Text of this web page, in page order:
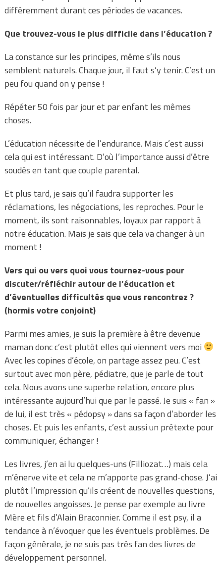
différemment durant ces périodes de vacances.
Que trouvez-vous le plus difficile dans l’éducation ?
La constance sur les principes, même s’ils nous
semblent naturels. Chaque jour, il faut s’y tenir. C’est un
peu fou quand on y pense !
Répéter 50 fois par jour et par enfant les mêmes
choses.
L’éducation nécessite de l’endurance. Mais c’est aussi
cela qui est intéressant. D’où l’importance aussi d’être
soudés en tant que couple parental.
Et plus tard, je sais qu’il faudra supporter les
réclamations, les négociations, les reproches. Pour le
moment, ils sont raisonnables, loyaux par rapport à
notre éducation. Mais je sais que cela va changer à un
moment !
Vers qui ou vers quoi vous tournez-vous pour
discuter/réfléchir autour de l’éducation et
d’éventuelles difficultés que vous rencontrez ?
(hormis votre conjoint)
Parmi mes amies, je suis la première à être devenue
maman donc c’est plutôt elles qui viennent vers moi
Avec les copines d’école, on partage assez peu. C’est
surtout avec mon père, pédiatre, que je parle de tout
cela. Nous avons une superbe relation, encore plus
intéressante aujourd’hui que par le passé. Je suis « fan »
de lui, il est très « pédopsy » dans sa façon d’aborder les
choses. Et puis les enfants, c’est aussi un prétexte pour
communiquer, échanger !
Les livres, j’en ai lu quelques-uns (Filliozat…) mais cela
m’énerve vite et cela ne m’apporte pas grand-chose. J’ai
plutôt l’impression qu’ils créent de nouvelles questions,
de nouvelles angoisses. Je pense par exemple au livre
Mère et fils d’Alain Braconnier. Comme il est psy, il a
tendance à n’évoquer que les éventuels problèmes. De
façon générale, je ne suis pas très fan des livres de
développement personnel.